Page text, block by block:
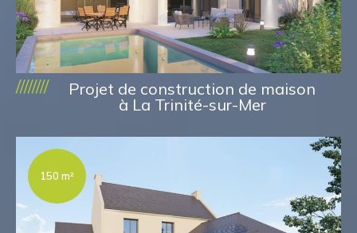
////////
Projet de construction de maison
à La Trinité-sur-Mer
150 m²